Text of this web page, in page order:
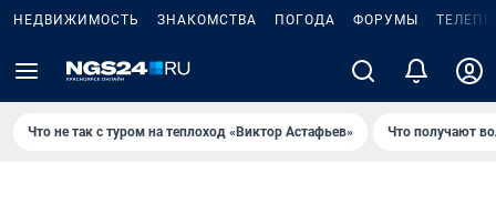
НЕДВИЖИМОСТЬ ЗНАКОМСТВА ПОГОДА ФОРУМЫ
Что не так с туром на теплоход «Виктор Астафьев» Что получают